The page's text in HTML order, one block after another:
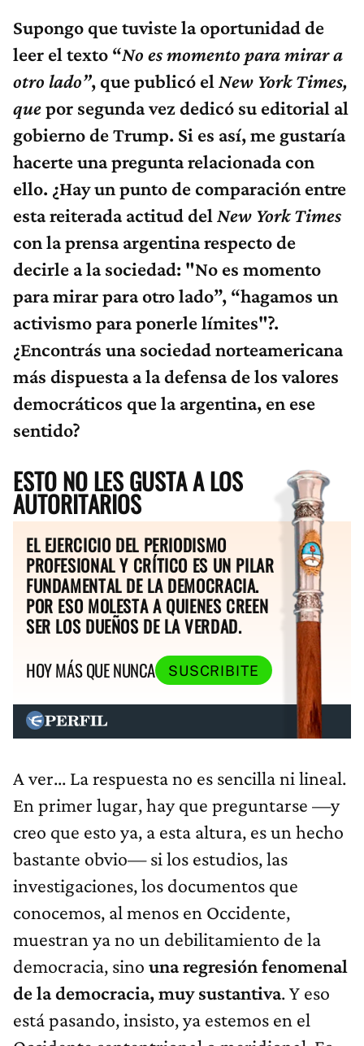
Supongo que tuviste la oportunidad de
leer el texto “No es momento para mirar a
otro lado”, que publicó el New York Times,
quepor segunda vez dedicó su editorial al
gobierno de Trump. Si es así, me gustaría
hacerte una pregunta relacionada con
ello. ¿Hay un punto de comparación entre
esta reiterada actitud del New York Times
con la prensa argentina respecto de
decirle a la sociedad: "No es momento
para mirar para otro lado”, “hagamos un
activismo para ponerle límites"?.
¿Encontrás una sociedad norteamericana
más dispuesta a la defensa de los valores
democráticos que la argentina, en ese
sentido?
ESTO NO LES GUSTA A LOS
AUTORITARIOS
EL EJERCICIO DEL PERIODISMO
PROFESIONAL Y CRÍTICO ES UN PILAR
FUNDAMENTAL DE LA DEMOCRACIA.
POR ESO MOLESTA A QUIENES CREEN
SER LOS DUEÑOS DE LA VERDAD.
HOY MÁS QUE NUNCA
SUSCRIBITE
A ver... La respuesta no es sencilla ni lineal.
En primer lugar, hay que preguntarse —y
creo que esto ya, a esta altura, es un hecho
bastante obvio— si los estudios, las
investigaciones, los documentos que
conocemos, al menos en Occidente,
muestran ya no un debilitamiento de la
democracia, sino una regresión fenomenal
de la democracia, muy sustantiva. Y eso
está pasando, insisto, ya estemos en el